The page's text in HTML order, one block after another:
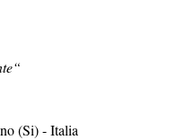
(Si) - Italia